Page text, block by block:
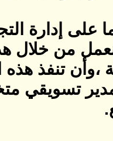
على إدارة
من خلال
،وأن تنفذ هذه
تسويقي